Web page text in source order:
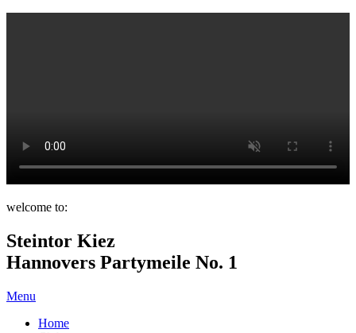
welcome to:
Steintor Kiez
Hannovers Partymeile No. 1
Menu
Home